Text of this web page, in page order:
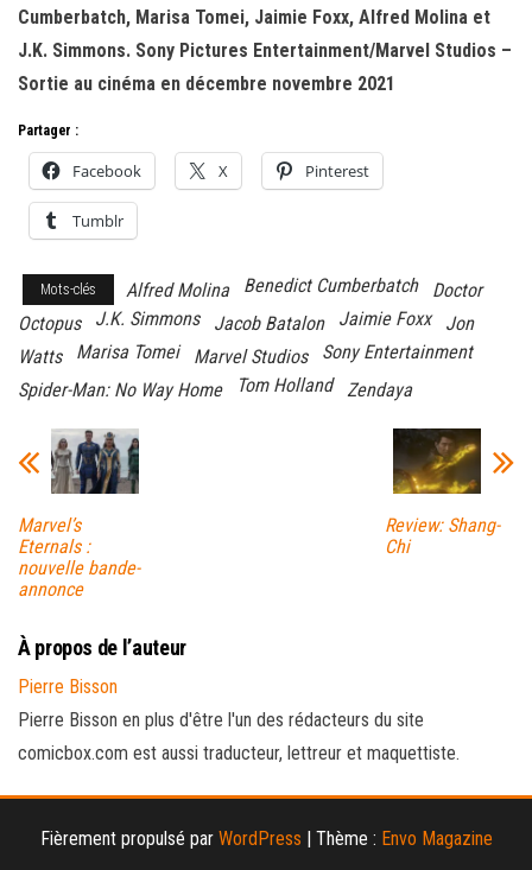
Cumberbatch, Marisa Tomei, Jaimie Foxx, Alfred Molina et
J.K. Simmons. Sony Pictures Entertainment/Marvel Studios –
Sortie au cinéma en décembre novembre 2021
Partager :
Facebook X Pinterest
Tumblr
Mots-clés Alfred Molina Benedict Cumberbatch
Doctor
Octopus
J.K. Simmons Jacob Batalon Jaimie Foxx
Jon
Watts
Marisa Tomei Marvel Studios
Sony Entertainment
Spider-Man: No Way Home
Tom Holland Zendaya
Marvel’s
Eternals :
nouvelle bande-
annonce
Review: Shang-
Chi
À propos de l’auteur
Pierre Bisson
Pierre Bisson en plus d'être l'un des rédacteurs du site
comicbox.com est aussi traducteur, lettreur et maquettiste.
Fièrement propulsé par WordPress Thème : Envo Magazine